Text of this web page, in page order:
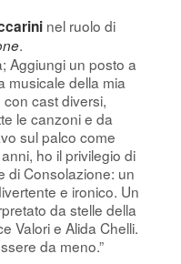
nel ruolo di
.
Aggiungi un posto a
musicale della mia
cast diversi,
le canzoni e da
sul palco come
ho il privilegio di
di Consolazione: un
e ironico. Un
da stelle della
Valori e Alida Chelli.
da meno.”